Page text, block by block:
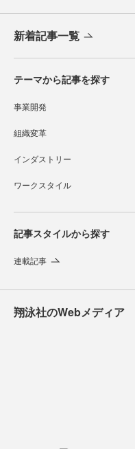
新着記事一覧
テーマから記事を探す
事業開発
組織変革
インダストリー
ワークスタイル
記事スタイルから探す
連載記事
翔泳社のWebメディア